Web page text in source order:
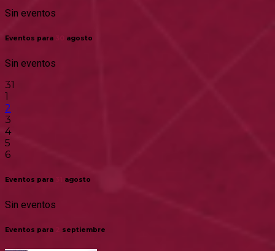
Sin eventos
Eventos para agosto
Sin eventos
31
1
2
3
4
5
6
Eventos para agosto
Sin eventos
Eventos para septiembre